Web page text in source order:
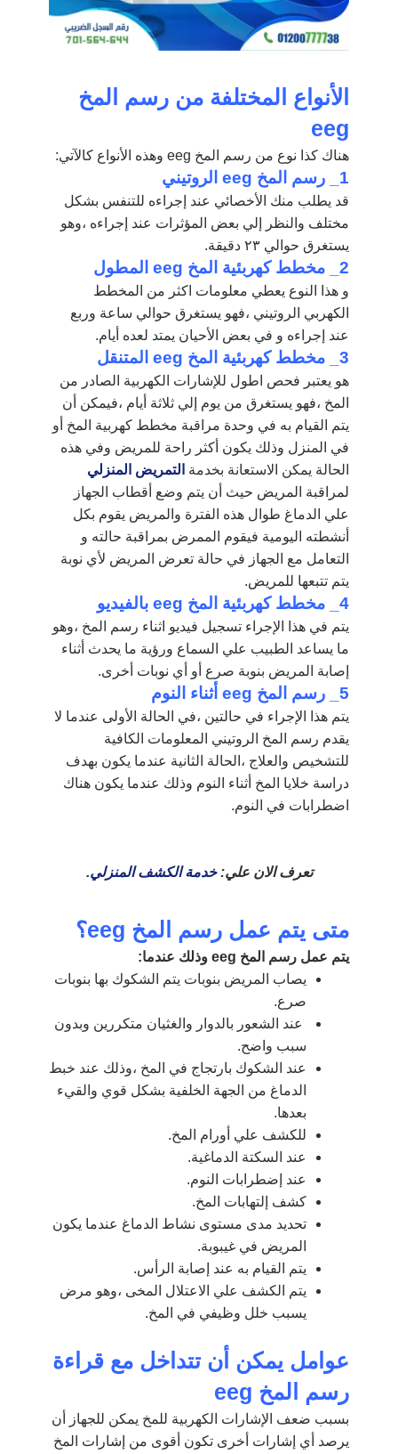
الأنواع المختلفة من رسم المخ
eeg
هناك كذا نوع من رسم المخ eeg وهذه الأنواع كالآتي:
1_ رسم المخ eeg الروتيني
قد يطلب منك الأخصائي عند إجراءه للتنفس بشكل
مختلف والنظر إلي بعض المؤثرات عند إجراءه ،وهو
يستغرق حوالي ٢٣ دقيقة.
2_ مخطط كهربئية المخ eeg المطول
و هذا النوع يعطي معلومات اكثر من المخطط
الكهربي الروتيني ،فهو يستغرق حوالي ساعة وربع
عند إجراءه و في بعض الأحيان يمتد لعده أيام.
3_ مخطط كهربئية المخ eegالمتنقل
هو يعتبر فحص اطول للإشارات الكهربية الصادر من
المخ ،فهو يستغرق من يوم إلي ثلاثة أيام ،فيمكن أن
يتم القيام به في وحدة مراقبة مخطط كهربية المخ أو
في المنزل وذلك يكون أكثر راحة للمريض وفي هذه
الحالة يمكن الاستعانة بخدمة التمريض المنزلي
لمراقبة المريض حيث أن يتم وضع أقطاب الجهاز
علي الدماغ طوال هذه الفترة والمريض يقوم بكل
أنشطته اليومية فيقوم الممرض بمراقبة حالته و
التعامل مع الجهاز في حالة تعرض المريض لأي نوبة
يتم تتبعها للمريض.
4_ مخطط كهربئية المخ eeg بالفيديو
يتم في هذا الإجراء تسجيل فيديو اثناء رسم المخ ،وهو
ما يساعد الطبيب علي السماع ورؤية ما يحدث أثناء
إصابة المريض بنوبة صرع أو أي نوبات أخرى.
5_ رسم المخ eeg أثناء النوم
يتم هذا الإجراء في حالتين ،في الحالة الأولى عندما لا
يقدم رسم المخ الروتيني المعلومات الكافية
للتشخيص والعلاج ،الحالة الثانية عندما يكون بهدف
دراسة خلايا المخ أثناء النوم وذلك عندما يكون هناك
اضطرابات في النوم.
تعرف الان علي:خدمة الكشف المنزلي.
متى يتم عمل رسم المخ eeg؟
يتم عمل رسم المخ eeg وذلك عندما:
يصاب المريض بنوبات يتم الشكوك بها بنوبات
صرع.
عند الشعور بالدوار والغثيان متكررين وبدون
سبب واضح.
عند الشكوك بارتجاج في المخ ،وذلك عند خبط
الدماغ من الجهة الخلفية بشكل قوي والقيء
بعدها.
للكشف علي أورام المخ.
عند السكتة الدماغية.
عند إضطرابات النوم.
كشف إلتهابات المخ.
تحديد مدى مستوى نشاط الدماغ عندما يكون
المريض في غيبوبة.
يتم القيام به عند إصابة الرأس.
يتم الكشف علي الاعتلال المخى ،وهو مرض
يسبب خلل وظيفي في المخ.
عوامل يمكن أن تتداخل مع قراءة
رسم المخ eeg
بسبب ضعف الإشارات الكهربية للمخ يمكن للجهاز أن
يرصد أي إشارات أخرى تكون أقوى من إشارات المخ